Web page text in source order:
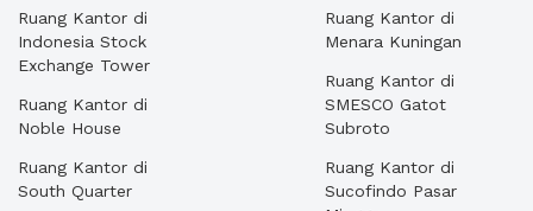
Ruang Kantor di
Indonesia Stock
Exchange Tower
Ruang Kantor di
Noble House
Ruang Kantor di
South Quarter
Ruang Kantor di
Menara Kuningan
Ruang Kantor di
SMESCO Gatot
Subroto
Ruang Kantor di
Sucofindo Pasar